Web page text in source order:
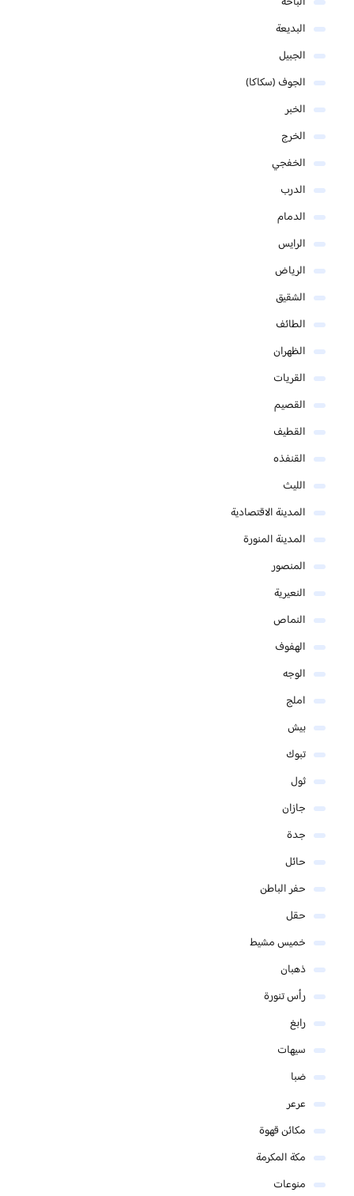
البديعة
الجبيل
الجوف (سكاكا)
الخبر
الخرج
الخفجي
الدرب
الدمام
الرايس
الرياض
الشقيق
الطائف
الظهران
القريات
القصيم
القطيف
القنفذه
الليث
المدينة الاقتصادية
المدينة المنورة
المنصور
النعيرية
النماص
الهفوف
الوجه
املج
بيش
تبوك
ثول
جازان
جدة
حائل
حفر الباطن
حقل
خميس مشيط
ذهبان
رأس تنورة
رابغ
سيهات
ضبا
عرعر
مكائن قهوة
مكة المكرمة
منوعات